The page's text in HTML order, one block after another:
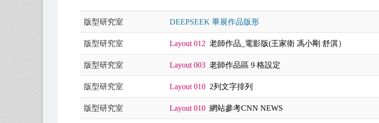
版型研究室 DEEPSEEK 畢展作品版形
版型研究室 Layout 012 老師作品_電影版(王家衛 馮小剛 舒淇）
版型研究室 Layout 003 老師作品區 9 格設定
版型研究室 Layout 010 2列文字排列
版型研究室 Layout 010 網站參考CNN NEWS